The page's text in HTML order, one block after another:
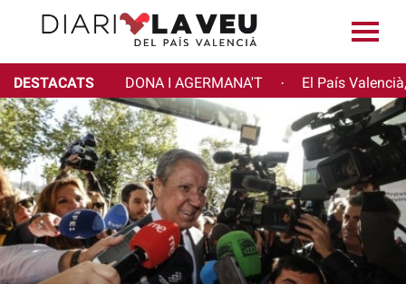
DESTACATS DONA I AGERMANA'T · El País